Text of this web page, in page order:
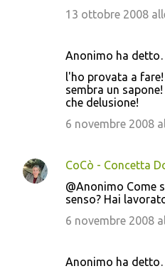
13 ottobre 2008
Anonimo ha
l'ho provata a fare!
sembra un sapone!
che delusione!
6 novembre 2008
CoCò - Concetta
@Anonimo Come
senso? Hai
6 novembre 2008
Anonimo ha